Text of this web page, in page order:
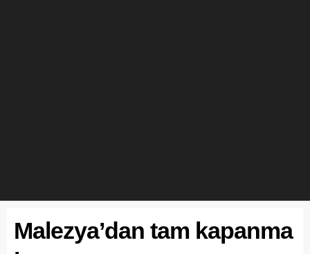
Malezya’dan tam kapanma